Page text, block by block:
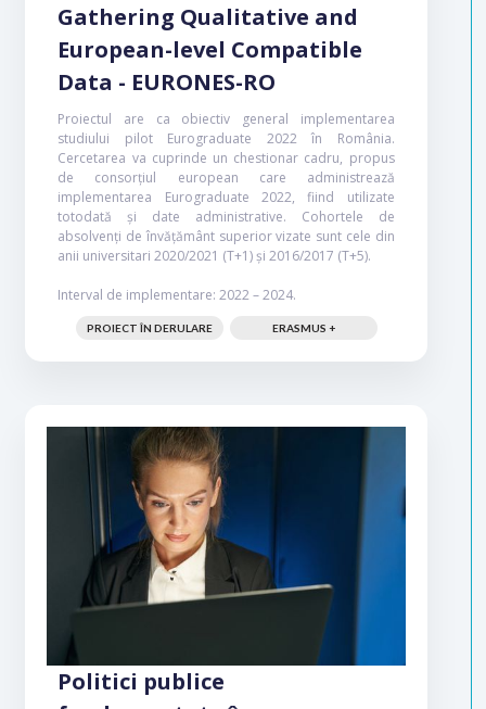
Gathering Qualitative and
European-level Compatible
Data - EURONES-RO
Proiectul are ca obiectiv general implementarea
studiului pilot Eurograduate 2022 în România.
Cercetarea va cuprinde un chestionar cadru, propus
de consorțiul european care administrează
implementarea Eurograduate 2022, fiind utilizate
totodată și date administrative. Cohortele de
absolvenți de învățământ superior vizate sunt cele din
anii universitari 2020/2021 (T+1) și 2016/2017 (T+5).
Interval de implementare: 2022 – 2024.
PROIECT ÎN DERULARE ERASMUS +
Politici publice